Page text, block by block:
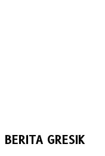
BERITA GRESIK